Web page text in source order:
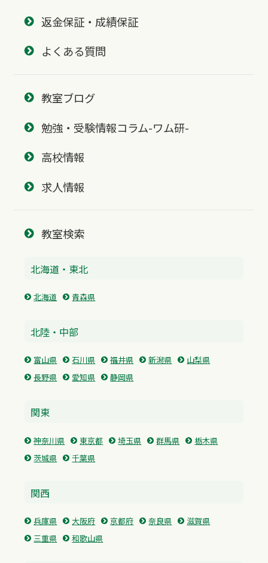
返金保証・成績保証
よくある質問
教室ブログ
勉強・受験情報コラム-ワム研-
高校情報
求人情報
教室検索
北海道・東北
北海道 青森県
北陸・中部
富山県 石川県 福井県 新潟県
山梨県
長野県
愛知県 静岡県
関東
神奈川県 東京都 埼玉県 群馬県
栃木県
茨城県
千葉県
関西
兵庫県 大阪府 京都府 奈良県
滋賀県
三重県
和歌山県